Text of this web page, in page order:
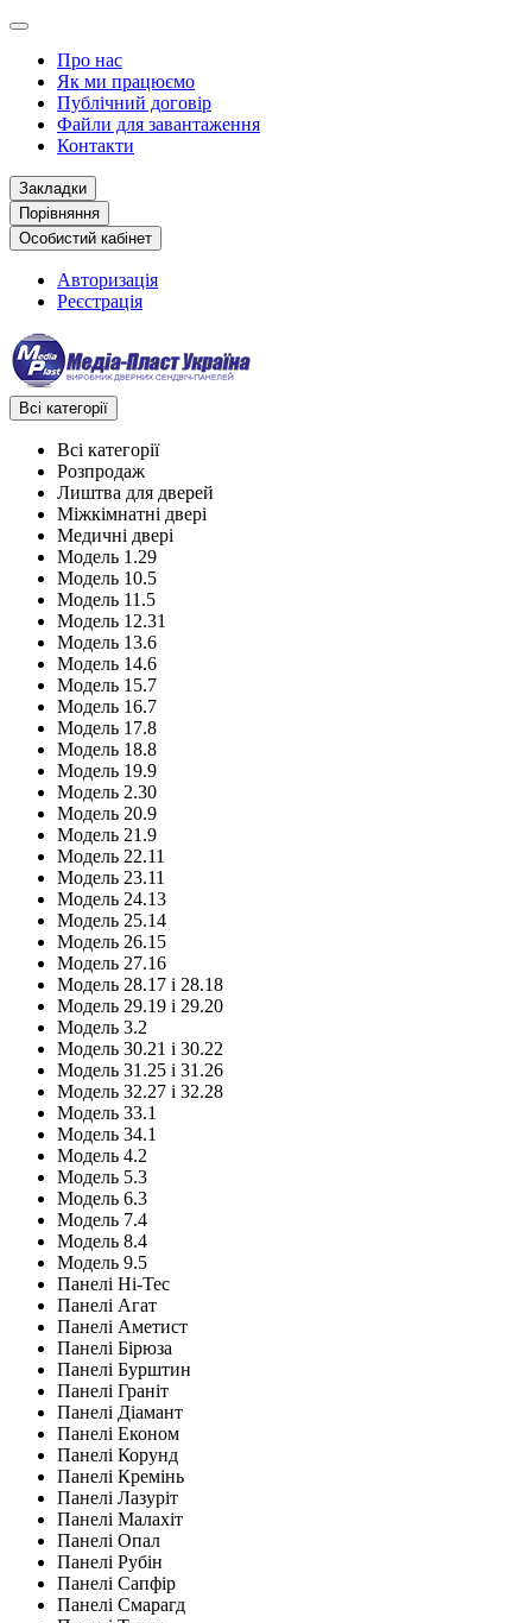
Про нас
Як ми працюємо
Публічний договір
Файли для завантаження
Контакти
Закладки
Порівняння
Особистий кабінет
Авторизація
Реєстрація
Всі категорії
Всі категорії
Розпродаж
Лиштва для дверей
Міжкімнатні двері
Медичні двері
Модель 1.29
Модель 10.5
Модель 11.5
Модель 12.31
Модель 13.6
Модель 14.6
Модель 15.7
Модель 16.7
Модель 17.8
Модель 18.8
Модель 19.9
Модель 2.30
Модель 20.9
Модель 21.9
Модель 22.11
Модель 23.11
Модель 24.13
Модель 25.14
Модель 26.15
Модель 27.16
Модель 28.17 і 28.18
Модель 29.19 і 29.20
Модель 3.2
Модель 30.21 і 30.22
Модель 31.25 і 31.26
Модель 32.27 і 32.28
Модель 33.1
Модель 34.1
Модель 4.2
Модель 5.3
Модель 6.3
Модель 7.4
Модель 8.4
Модель 9.5
Панелі Hi-Tec
Панелі Агат
Панелі Аметист
Панелі Бірюза
Панелі Бурштин
Панелі Граніт
Панелі Діамант
Панелі Економ
Панелі Корунд
Панелі Кремінь
Панелі Лазуріт
Панелі Малахіт
Панелі Опал
Панелі Рубін
Панелі Сапфір
Панелі Смарагд